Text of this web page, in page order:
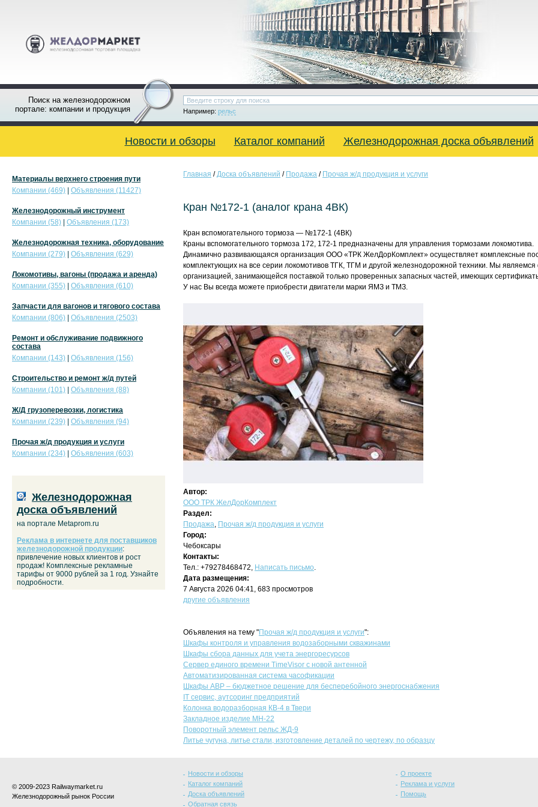
Поиск на железнодорожном
портале: компании и продукция
Например: рельс
Новости и обзоры Каталог компаний Железнодорожная доска объявлений
Главная /Доска объявлений / Продажа / Прочая ж/д продукция и услуги
Кран №172-1 (аналог крана 4ВК)
Кран вспомогательного тормоза — №172-1 (4ВК)
Краны вспомогательного тормоза 172, 172-1 предназначены для управления тормозами локомотива.
Динамично развивающаяся организация ООО «ТРК ЖелДорКомплект» осуществляет комплексные
комплектующих на все серии локомотивов ТГК, ТГМ и другой железнодорожной техники. Мы являемся
организацией, занимающейся поставкой только проверенных запасных частей, имеющих
У нас Вы всегда можете приобрести двигатели марки ЯМЗ и ТМЗ.
Автор:
ООО ТРК ЖелДорКомплект
Раздел:
Продажа, Прочая ж/д продукция и услуги
Город:
Чебоксары
Контакты:
Тел.: +79278468472, Написать письмо.
Дата размещения:
7 Августа 2026 04:41, 683 просмотров
другие объявления
Объявления на тему "Прочая ж/д продукция и услуги":
Шкафы контроля и управления водозаборными скважинами
Шкафы сбора данных для учета энергоресурсов
Сервер единого времени TimeVisor с новой антенной
Автоматизированная система часофикации
Шкафы АВР – бюджетное решение для бесперебойного энергоснабжения
IT сервис, аутсоринг предприятий
Колонка водоразборная КВ-4 в Твери
Закладное изделие МН-22
Поворотный элемент рельс ЖД-9
Литье чугуна, литье стали, изготовление деталей по чертежу, по образцу
Материалы верхнего строения пути
Компании (469)
Объявления (11427)
Железнодорожный инструмент
Компании (58)
Объявления (173)
Железнодорожная техника, оборудование
Компании (279)
Объявления (629)
Локомотивы, вагоны (продажа и аренда)
Компании (355)
Объявления (610)
Запчасти для вагонов и тягового состава
Компании (806)
Объявления (2503)
Ремонт и обслуживание подвижного
состава
Компании (143)
Объявления (156)
Строительство и ремонт ж/д путей
Компании (101)
Объявления (88)
Ж/Д грузоперевозки, логистика
Компании (239)
Объявления (94)
Прочая ж/д продукция и услуги
Компании (234)
Объявления (603)
Железнодорожная
доска объявлений
на портале Metaprom.ru
Реклама в интернете для поставщиков
железнодорожной продукции:
привлечение новых клиентов и рост
продаж! Комплексные рекламные
тарифы от 9000 рублей за 1 год. Узнайте
подробности.
© 2009-2023 Railwaymarket.ru
Железнодорожный рынок России
Новости и обзоры
О проекте
Каталог компаний
Реклама и услуги
Доска объявлений
Помощь
Обратная связь